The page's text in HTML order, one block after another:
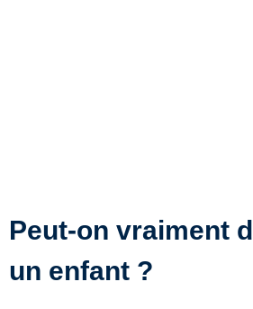
Peut-on vraiment
un enfant ?